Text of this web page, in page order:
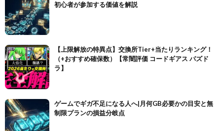
初心者が参加する価値を解説
【上限解放の特異点】交換所Tier+当たりランキング！
（+おすすめ確保数）【常闇評価 コードギアス パズド
ラ】
ゲームでギガ不足になる人へ|月何GB必要かの目安と無
制限プランの損益分岐点